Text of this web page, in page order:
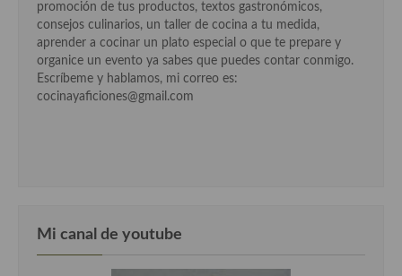
Cocina Italiana
Cocina Luxemburgo
Cocina Polaca
Cocina Turca
promoción de tus productos, textos gastronómicos,
consejos culinarios, un taller de cocina a tu medida,
aprender a cocinar un plato especial o que te prepare y
organice un evento ya sabes que puedes contar conmigo.
Escríbeme y hablamos, mi correo es:
cocinayaficiones@gmail.com
Mi canal de youtube